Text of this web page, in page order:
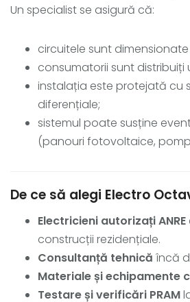
Un specialist se asigură că:
circuitele sunt
consumatorii sunt distribuiți
instalația este protejată cu
diferențiale;
sistemul poate susține
(panouri fotovoltaice,
De ce să alegi Electro
Electricieni autorizați ANRE
construcții rezidențiale.
Consultanță tehnică încă
Materiale și echipamente
Testare și verificări PRAM